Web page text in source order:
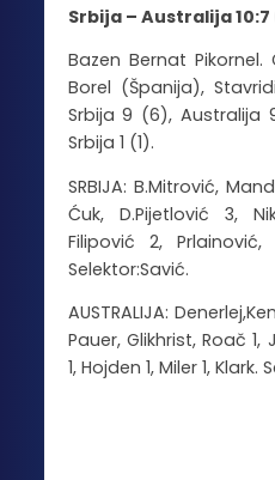
Srbija – Australija 10:7
Bazen Bernat
Borel (Španija),
Srbija 9 (6), Australija
Srbija 1 (1).
SRBIJA: B.Mitrović,
Ćuk, D.Pijetlović 3,
Filipović 2, Prlainović,
Selektor:Savić.
AUSTRALIJA:
Pauer, Glikhrist, Roač 1,
1, Hojden 1, Miler 1,